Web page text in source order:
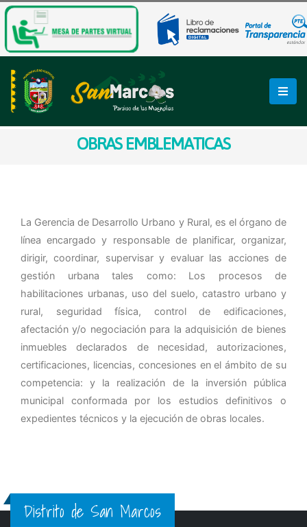
OBRAS EMBLEMATICAS
La Gerencia de Desarrollo Urbano y Rural, es el órgano de
línea encargado y responsable de planificar, organizar,
dirigir, coordinar, supervisar y evaluar las acciones de
gestión urbana tales como: Los procesos de
habilitaciones urbanas, uso del suelo, catastro urbano y
rural, seguridad física, control de edificaciones,
afectación y/o negociación para la adquisición de bienes
inmuebles declarados de necesidad, autorizaciones,
certificaciones, licencias, concesiones en el ámbito de su
competencia: y la realización de la inversión pública
municipal conformada por los estudios definitivos o
expedientes técnicos y la ejecución de obras locales.
Distrito de San Marcos